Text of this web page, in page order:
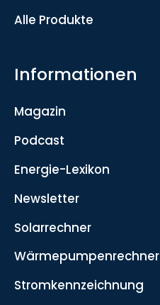
Alle Produkte
Informationen
Magazin
Podcast
Energie-Lexikon
Newsletter
Solarrechner
Wärmepumpenrechner
Stromkennzeichnung